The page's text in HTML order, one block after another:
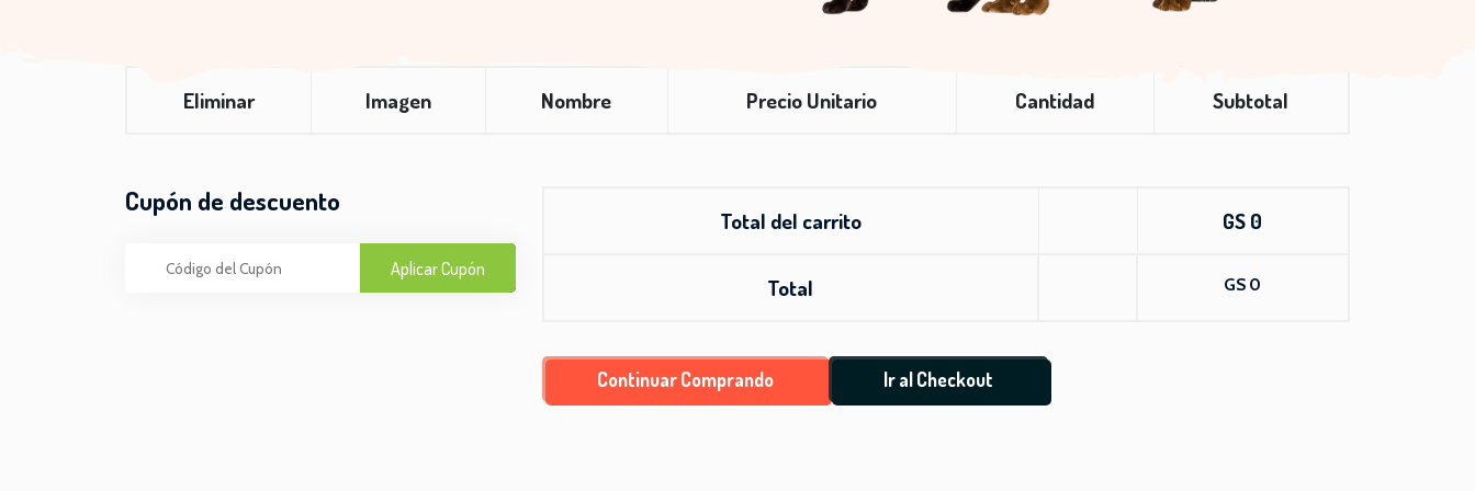
Eliminar Imagen Nombre Precio Unitario Cantidad Subtotal
Cupón de descuento
Aplicar Cupón
Total del carrito GS 0
Total GS 0
Continuar Comprando Ir al Checkout